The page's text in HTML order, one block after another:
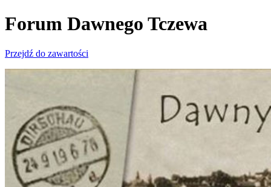
Forum Dawnego Tczewa
Przejdź do zawartości